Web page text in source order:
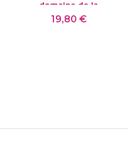
domaine de la
Bergerieest une cuvée
Prix
19,80 €